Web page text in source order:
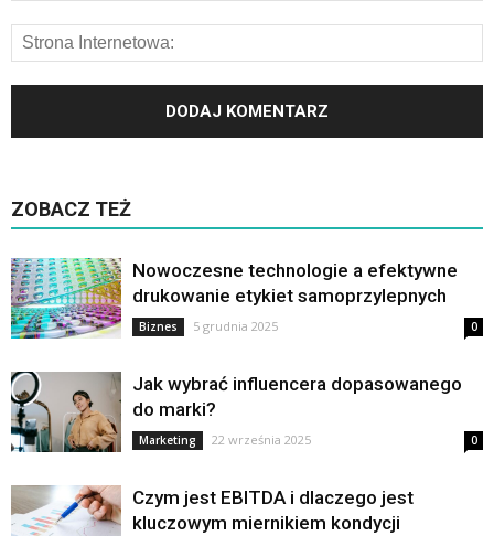
ZOBACZ TEŻ
Nowoczesne technologie a efektywne
drukowanie etykiet samoprzylepnych
Biznes 5 grudnia 2025 0
Jak wybrać influencera dopasowanego
do marki?
Marketing 22 września 2025 0
Czym jest EBITDA i dlaczego jest
kluczowym miernikiem kondycji